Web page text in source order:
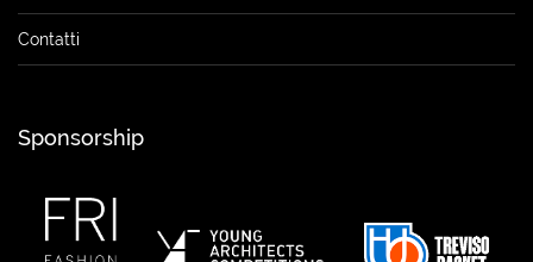
Contatti
Sponsorship